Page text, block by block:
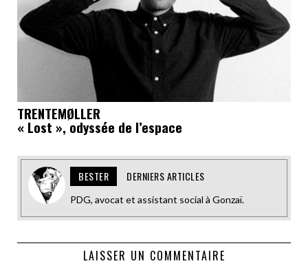
TRENTEMØLLER
« Lost », odyssée de l’espace
BESTER DERNIERS ARTICLES
PDG, avocat et assistant social à Gonzaï.
LAISSER UN COMMENTAIRE